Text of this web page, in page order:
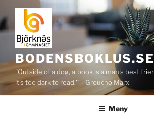
Hoppa
till
innehåll
BODENSBOKLUS.SE
"Outside of a dog, a book is a man's best
it's too dark to read." – Groucho Marx
Meny